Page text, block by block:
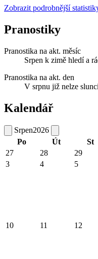
Zobrazit podrobnější
Pranostiky
Pranostika na akt. měsíc
Srpen k zimě hledí a
Pranostika na akt. den
V srpnu již nelze
Kalendář
Srpen2026
Po
Út St
27
28 29
3
4 5
10 11 12